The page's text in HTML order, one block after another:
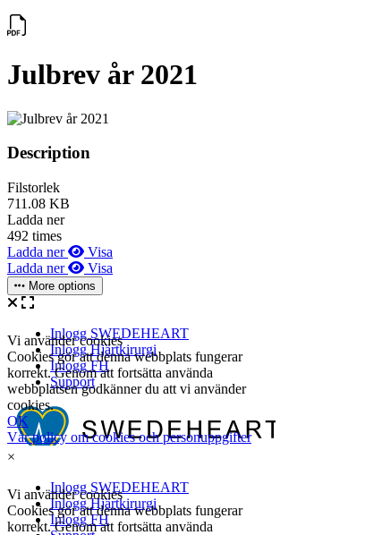
Julbrev år 2021
Description
Filstorlek
711.08 KB
Ladda ner
492 times
Ladda ner
Visa
Ladda ner
Visa
More options
×